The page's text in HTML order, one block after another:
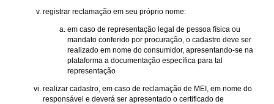
registrar reclamação em seu próprio nome:
em caso de representação legal de pessoa física ou
mandato conferido por procuração, o cadastro deve ser
realizado em nome do consumidor, apresentando-se na
plataforma a documentação específica para tal
representação
realizar cadastro, em caso de reclamação de MEI, em nome do
responsável e deverá ser apresentado o certificado de